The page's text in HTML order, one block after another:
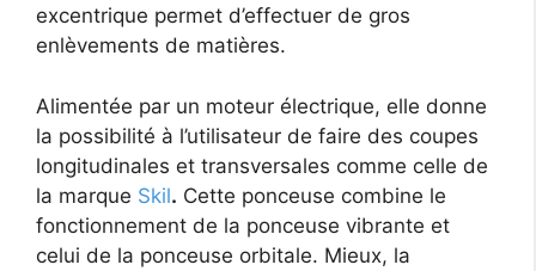
excentrique permet d’effectuer de gros
enlèvements de matières.
Alimentée par un moteur électrique, elle donne
la possibilité à l’utilisateur de faire des coupes
longitudinales et transversales comme celle de
la marque Skil. Cette ponceuse combine le
fonctionnement de la ponceuse vibrante et
celui de la ponceuse orbitale. Mieux, la